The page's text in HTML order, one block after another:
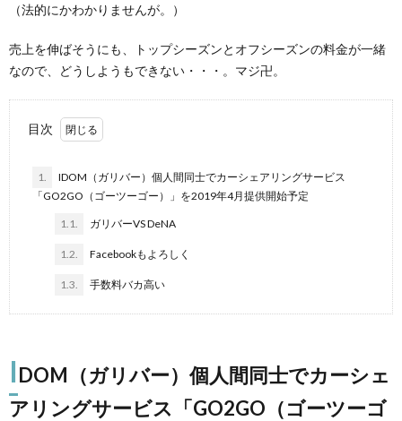
（法的にかわかりませんが。）
売上を伸ばそうにも、トップシーズンとオフシーズンの料金が一緒
なので、どうしようもできない・・・。マジ卍。
目次
1.
IDOM（ガリバー）個人間同士でカーシェアリングサービス
「GO2GO（ゴーツーゴー）」を2019年4月提供開始予定
1.1. ガリバーVS DeNA
1.2. Facebookもよろしく
1.3. 手数料バカ高い
IDOM（ガリバー）個人間同士でカーシェ
アリングサービス「GO2GO（ゴーツーゴ